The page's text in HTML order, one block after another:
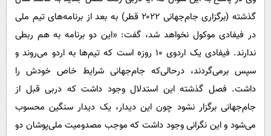
گذشته (برگزاری جام‌جهانی ۲۰۲۲ قطر) به بعد از برنامه‌های تیم ملی
در فیفادی موکول نخواهد شد، گفت: «این دو برنامه به هم ربطی
ندارند. فیفادی یک اردوی ۱۰ روزه است که تیم‌ها به اردو می‌روند و
سپس برمی‌گردند، درحالی‌که جام‌جهانی شرایط خاص خودش را
داشت. فصل گذشته این استدلال وجود داشت که دربی قبل از
جام‌جهانی برگزار نشود چون این دیدار، یک دیدار سنگین محسوب
می‌شود و این نگرانی وجود داشت که موجب مصدومیت ملی‌پوشان دو